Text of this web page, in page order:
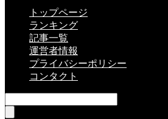
トップページ
ランキング
記事一覧
運営者情報
プライバシーポリシー
コンタクト